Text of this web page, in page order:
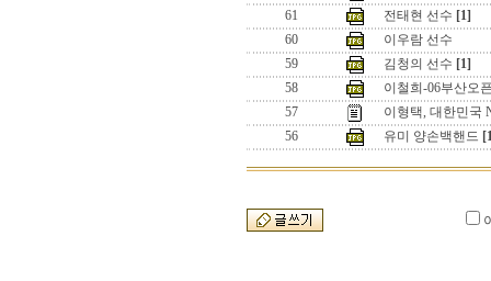
61
전태현 선수 [1]
60
이우람 선수
59
김청의 선수 [1]
58
이철희-06부산오
57
이형택, 대한민국
56
유미 양손백핸드